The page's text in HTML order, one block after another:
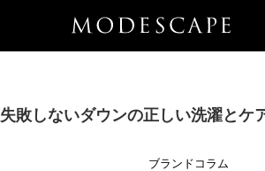
失敗しないダウンの正しい洗濯とケ
ブランドコラム